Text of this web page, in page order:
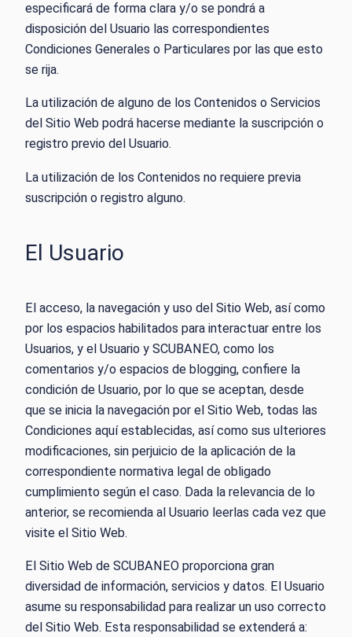
especificará de forma clara y/o se pondrá a
disposición del Usuario las correspondientes
Condiciones Generales o Particulares por las que esto
se rija.
La utilización de alguno de los Contenidos o Servicios
del Sitio Web podrá hacerse mediante la suscripción o
registro previo del Usuario.
La utilización de los Contenidos no requiere previa
suscripción o registro alguno.
El Usuario
El acceso, la navegación y uso del Sitio Web, así como
por los espacios habilitados para interactuar entre los
Usuarios, y el Usuario y SCUBANEO, como los
comentarios y/o espacios de blogging, confiere la
condición de Usuario, por lo que se aceptan, desde
que se inicia la navegación por el Sitio Web, todas las
Condiciones aquí establecidas, así como sus ulteriores
modificaciones, sin perjuicio de la aplicación de la
correspondiente normativa legal de obligado
cumplimiento según el caso. Dada la relevancia de lo
anterior, se recomienda al Usuario leerlas cada vez que
visite el Sitio Web.
El Sitio Web de SCUBANEO proporciona gran
diversidad de información, servicios y datos. El Usuario
asume su responsabilidad para realizar un uso correcto
del Sitio Web. Esta responsabilidad se extenderá a: